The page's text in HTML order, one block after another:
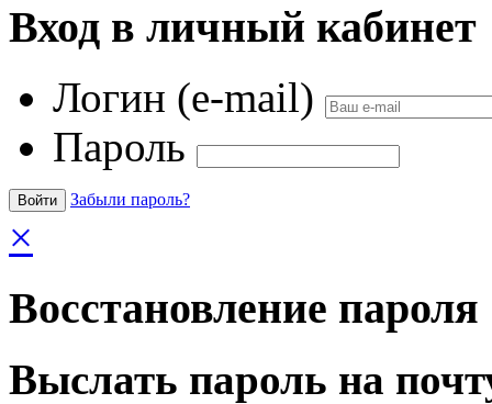
Вход в личный кабинет
Логин (e-mail)
Пароль
Забыли пароль?
×
Восстановление пароля
Выслать пароль на